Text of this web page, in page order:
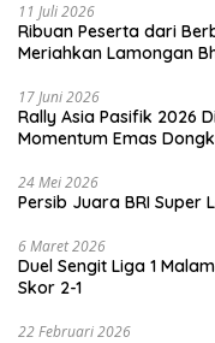
11 Juli 2026
Ribuan Peserta dari
Meriahkan Lamongan
17 Juni 2026
Rally Asia Pasifik 2026
Momentum Emas
24 Mei 2026
Persib Juara BRI Super
6 Maret 2026
Duel Sengit Liga 1
Skor 2-1
22 Februari 2026